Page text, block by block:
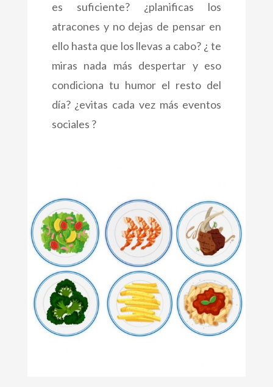
es suficiente? ¿planificas los
atracones y no dejas de pensar en
ello hasta que los llevas a cabo? ¿ te
miras nada más despertar y eso
condiciona tu humor el resto del
día? ¿evitas cada vez más eventos
sociales ?